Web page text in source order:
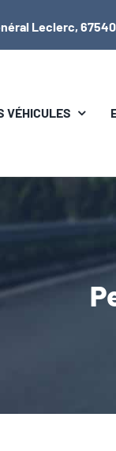
Leclerc, 67540
VÉHICULES